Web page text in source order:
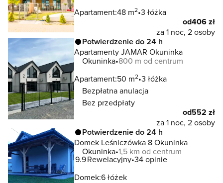
Apartament:48 m2 3 łóżka
od406 zł
za 1 noc, 2 osoby
Potwierdzenie do 24 h
Apartamenty JAMAR Okuninka
Okuninka 800 m od centrum
Apartament:50 m2 3 łóżka
Bezpłatna anulacja
Bez przedpłaty
od552 zł
za 1 noc, 2 osoby
Potwierdzenie do 24 h
Domek Leśniczówka 8 Okuninka
Okuninka 1,5 km od centrum
9.9Rewelacyjny 34 opinie
Domek:6 łóżek